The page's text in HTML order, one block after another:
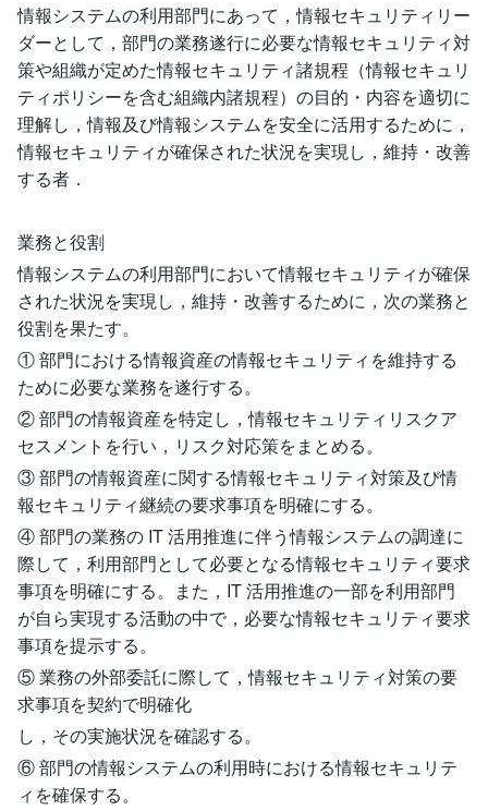
情報システムの利用部門にあって，情報セキュリティリー
ダーとして，部門の業務遂行に必要な情報セキュリティ対
策や組織が定めた情報セキュリティ諸規程（情報セキュリ
ティポリシーを含む組織内諸規程）の目的・内容を適切に
理解し，情報及び情報システムを安全に活用するために，
情報セキュリティが確保された状況を実現し，維持・改善
する者．
業務と役割
情報システムの利用部門において情報セキュリティが確保
された状況を実現し，維持・改善するために，次の業務と
役割を果たす。
① 部門における情報資産の情報セキュリティを維持する
ために必要な業務を遂行する。
② 部門の情報資産を特定し，情報セキュリティリスクア
セスメントを行い，リスク対応策をまとめる。
③ 部門の情報資産に関する情報セキュリティ対策及び情
報セキュリティ継続の要求事項を明確にする。
④ 部門の業務の IT 活用推進に伴う情報システムの調達に
際して，利用部門として必要となる情報セキュリティ要求
事項を明確にする。また，IT 活用推進の一部を利用部門
が自ら実現する活動の中で，必要な情報セキュリティ要求
事項を提示する。
⑤ 業務の外部委託に際して，情報セキュリティ対策の要
求事項を契約で明確化
し，その実施状況を確認する。
⑥ 部門の情報システムの利用時における情報セキュリテ
ィを確保する。